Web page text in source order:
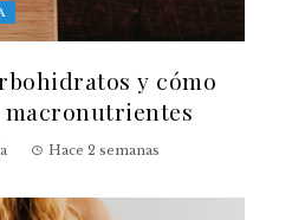
y cómo
macronutrientes
Hace 2 semanas